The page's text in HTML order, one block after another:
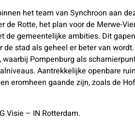
het team van Synchroon aan
Rotte, het plan voor de Merwe-
gemeentelijke ambities. Dit
stad als geheel er beter van
Pompenburg als
Aantrekkelijke openbare
eromheen gaande zijn, zoals de
Visie – IN Rotterdam.